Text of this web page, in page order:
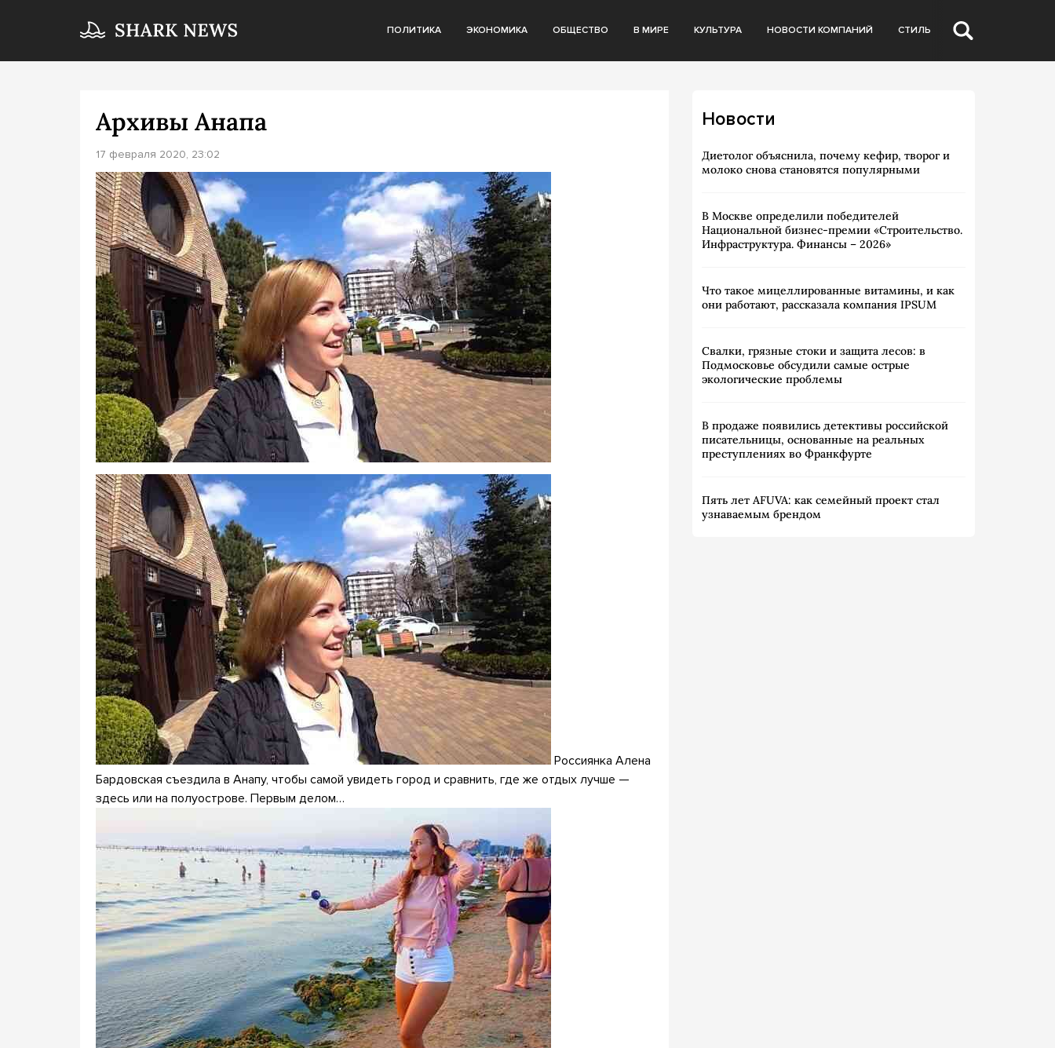
ПОЛИТИКА ЭКОНОМИКА ОБЩЕСТВО В МИРЕ КУЛЬТУРА НОВОСТИ КОМПАНИЙ СТИЛЬ
Архивы Анапа
17 февраля 2020, 23:02
Россиянка Алена
Бардовская съездила в Анапу, чтобы самой увидеть город и сравнить, где же отдых лучше —
здесь или на полуострове. Первым делом…
Новости
Диетолог объяснила, почему кефир, творог и
молоко снова становятся популярными
В Москве определили победителей
Национальной бизнес-премии «Строительство.
Инфраструктура. Финансы – 2026»
Что такое мицеллированные витамины, и как
они работают, рассказала компания IPSUM
Свалки, грязные стоки и защита лесов: в
Подмосковье обсудили самые острые
экологические проблемы
В продаже появились детективы российской
писательницы, основанные на реальных
преступлениях во Франкфурте
Пять лет AFUVA: как семейный проект стал
узнаваемым брендом